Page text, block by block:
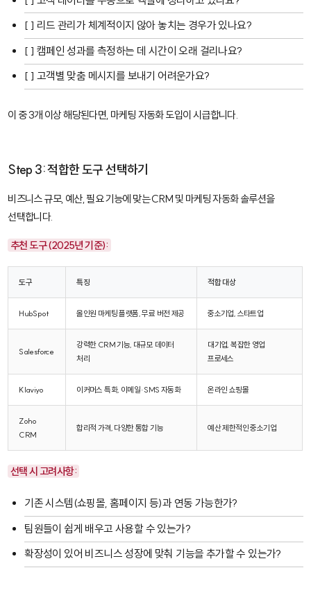
[ ] 리드 관리가 체계적이지 않아 놓치는 경우가 있나요?
[ ] 캠페인 성과를 측정하는 데 시간이 오래 걸리나요?
[ ] 고객별 맞춤 메시지를 보내기 어려운가요?
이 중 3개 이상 해당된다면, 마케팅 자동화 도입이 시급합니다.
Step 3: 적합한 도구 선택하기
비즈니스 규모, 예산, 필요 기능에 맞는 CRM 및 마케팅 자동화 솔루션을
선택합니다.
추천 도구 (2025년 기준):
도구 특징 적합 대상
HubSpot 올인원 마케팅 플랫폼, 무료 버전 제공 중소기업, 스타트업
Salesforce
강력한 CRM 기능, 대규모 데이터
처리
대기업, 복잡한 영업
프로세스
Klaviyo 이커머스 특화, 이메일·SMS 자동화 온라인 쇼핑몰
Zoho
CRM
합리적 가격, 다양한 통합 기능 예산 제한적인 중소기업
선택 시 고려사항:
기존 시스템(쇼핑몰, 홈페이지 등)과 연동 가능한가?
팀원들이 쉽게 배우고 사용할 수 있는가?
확장성이 있어 비즈니스 성장에 맞춰 기능을 추가할 수 있는가?